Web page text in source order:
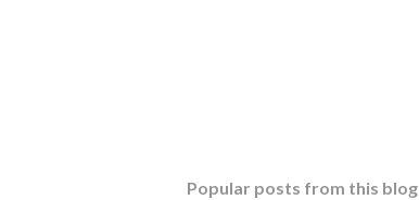
Popular posts from this blog